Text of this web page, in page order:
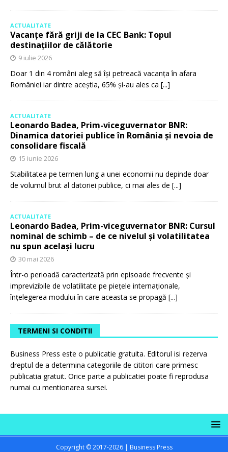
ACTUALITATE
Vacanțe fără griji de la CEC Bank: Topul
destinațiilor de călătorie
9 iulie 2026
Doar 1 din 4 români aleg să își petreacă vacanța în afara
României iar dintre aceștia, 65% și-au ales ca [...]
ACTUALITATE
Leonardo Badea, Prim-viceguvernator BNR:
Dinamica datoriei publice în România și nevoia de
consolidare fiscală
15 iunie 2026
Stabilitatea pe termen lung a unei economii nu depinde doar
de volumul brut al datoriei publice, ci mai ales de [...]
ACTUALITATE
Leonardo Badea, Prim-viceguvernator BNR: Cursul
nominal de schimb – de ce nivelul și volatilitatea
nu spun același lucru
30 mai 2026
Într-o perioadă caracterizată prin episoade frecvente și
imprevizibile de volatilitate pe piețele internaționale,
înțelegerea modului în care aceasta se propagă [...]
TERMENI SI CONDITII
Business Press este o publicatie gratuita. Editorul isi rezerva
dreptul de a determina categoriile de cititori care primesc
publicatia gratuit. Orice parte a publicatiei poate fi reprodusa
numai cu mentionarea sursei.
Copyright © 2017-2026 | Business Press